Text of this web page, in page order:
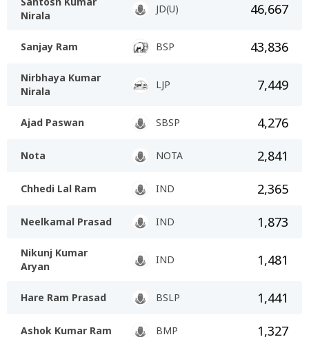
Nirala
JD(U) 46,667
Sanjay Ram BSP 43,836
Nirbhaya Kumar
Nirala
LJP 7,449
Ajad Paswan SBSP 4,276
Nota NOTA 2,841
Chhedi Lal Ram IND 2,365
Neelkamal Prasad IND 1,873
Nikunj Kumar
Aryan
IND 1,481
Hare Ram Prasad BSLP 1,441
Ashok Kumar Ram BMP 1,327